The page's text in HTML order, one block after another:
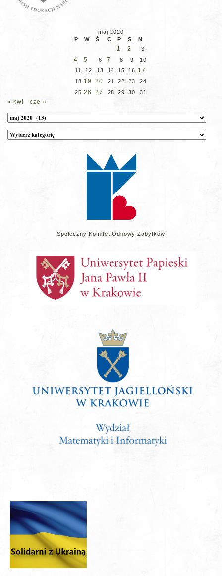
maj 2020
P
W Ś C P S N
1 2 3
4 5 6 7 8 9
10
11
12 13 14 15 16 17
18 19 20 21 22 23
24
25 26 27 28 29 30 31
« kwi cze »
Archiwum
Kategorie
wpisów
Społeczny Komitet Odnowy Zabytków